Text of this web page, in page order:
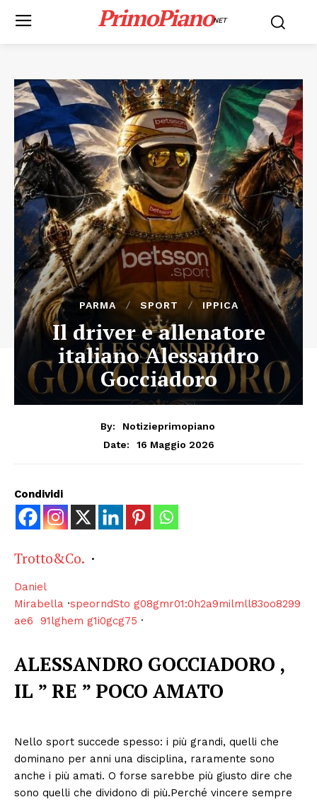
PrimoPianoNET
PARMA SPORT IPPICA
Il driver e allenatore
italiano Alessandro
Gocciadoro
By:
Notizieprimopiano
Date:
16 Maggio 2026
Condividi
Trotto&Co. ·
Daniel
Mirabella ·speorndSto g08gmr01:0h2a9milmll83oo8299
ae6 91lghem g1i0gcg75 ·
ALESSANDRO GOCCIADORO ,
IL ” RE ” POCO AMATO
Nello sport succede spesso: i più grandi, quelli che
dominano per anni una disciplina, raramente sono
anche i più amati. O forse sarebbe più giusto dire che
sono quelli che dividono di più.Perché vincere sempre